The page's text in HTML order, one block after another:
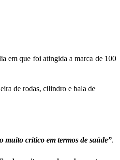
em que foi atingida a marca de 100
de rodas, cilindro e bala de
muito crítico em termos de saúde”.